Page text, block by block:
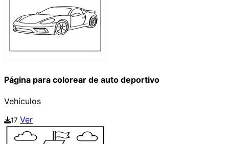
Página para colorear de auto deportivo
Vehículos
17 Ver